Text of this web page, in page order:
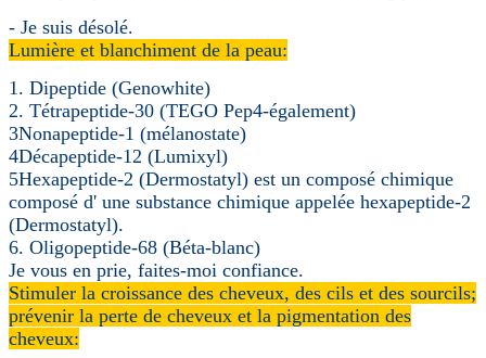
- Je suis désolé.
Lumière et blanchiment de la peau:
1. Dipeptide (Genowhite)
2. Tétrapeptide-30 (TEGO Pep4-également)
3Nonapeptide-1 (mélanostate)
4Décapeptide-12 (Lumixyl)
5Hexapeptide-2 (Dermostatyl) est un composé chimique
composé d' une substance chimique appelée hexapeptide-2
(Dermostatyl).
6. Oligopeptide-68 (Béta-blanc)
Je vous en prie, faites-moi confiance.
Stimuler la croissance des cheveux, des cils et des sourcils;
prévenir la perte de cheveux et la pigmentation des
cheveux: